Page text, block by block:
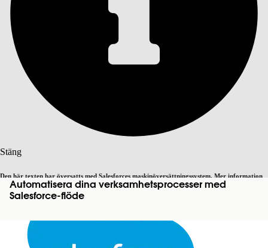
Stäng
Den här texten har översatts med Salesforces maskinöversättningssystem. Mer information
. Byt till engelska Inte nu
Automatisera dina verksamhetsprocesser med
Salesforce-flöde
Innehållsförteckningar